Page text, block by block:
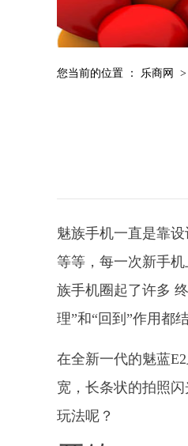
您当前的位置 ： 乐商网 >
魅族手机一直是靠
等等，每一次新手
族手机圈起了许多
理”和“回到”作用都
在全新一代的魅蓝
宽，长条状的拍照
玩法呢？